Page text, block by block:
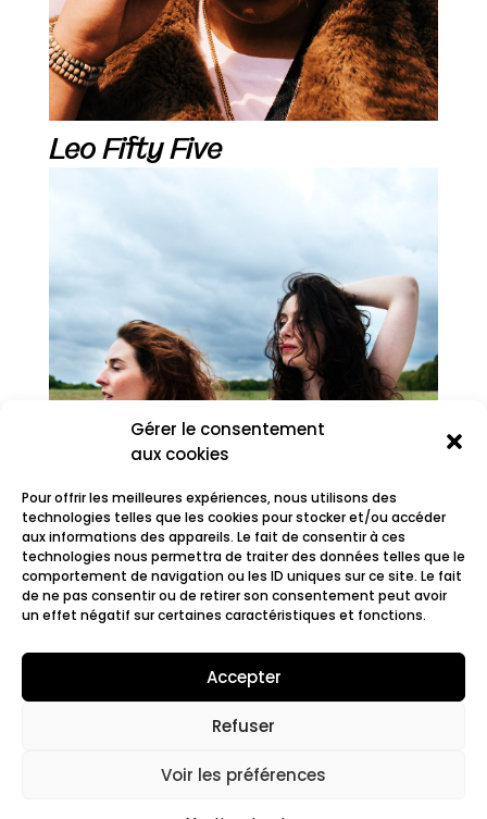
Gérer le consentement
aux cookies
Pour offrir les meilleures expériences, nous utilisons des
technologies telles que les cookies pour stocker et/ou accéder
aux informations des appareils. Le fait de consentir à ces
technologies nous permettra de traiter des données telles que le
comportement de navigation ou les ID uniques sur ce site. Le fait
de ne pas consentir ou de retirer son consentement peut avoir
un effet négatif sur certaines caractéristiques et fonctions.
Accepter
Refuser
Voir les préférences
Leo Fifty Five
Rovski
Mentions légales. Cookies